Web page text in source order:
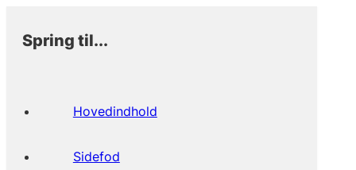
Spring til...
Hovedindhold
Sidefod